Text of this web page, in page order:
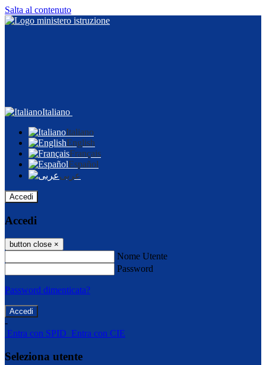
Salta al contenuto
Italiano
Italiano
English
Français
Español
عربى
Accedi
Accedi
button close ×
Nome Utente
Password
Password dimenticata?
-
Entra con SPID Entra con CIE
Seleziona utente